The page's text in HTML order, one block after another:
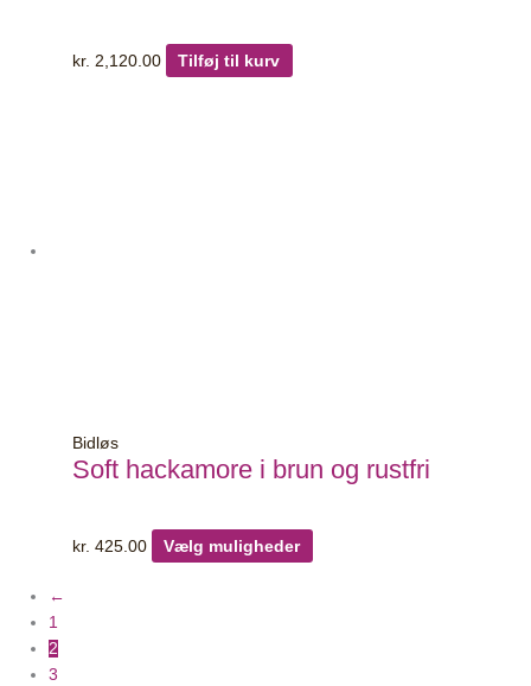
kr. 2,120.00 Tilføj til kurv
Bidløs
Soft hackamore i brun og rustfri
kr. 425.00 Vælg muligheder
←
1
2
3